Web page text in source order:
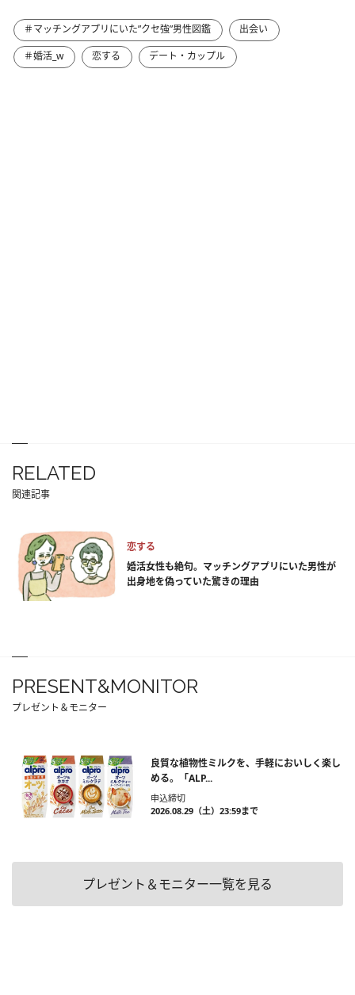
＃マッチングアプリにいた”クセ強”男性図鑑
出会い
＃婚活_w
恋する デート・カップル
RELATED
関連記事
恋する
婚活女性も絶句。マッチングアプリにいた男性が
出身地を偽っていた驚きの理由
PRESENT&MONITOR
プレゼント＆モニター
良質な植物性ミルクを、手軽においしく楽し
める。「ALP...
申込締切
2026.08.29（土）23:59まで
プレゼント＆モニター一覧を見る